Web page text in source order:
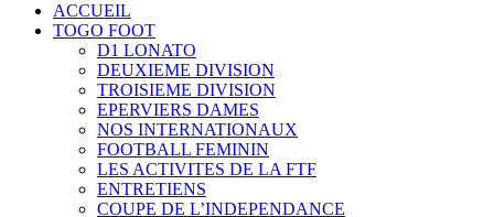
ACCUEIL
TOGO FOOT
D1 LONATO
DEUXIEME DIVISION
TROISIEME DIVISION
EPERVIERS DAMES
NOS INTERNATIONAUX
FOOTBALL FEMININ
LES ACTIVITES DE LA FTF
ENTRETIENS
COUPE DE L’INDEPENDANCE